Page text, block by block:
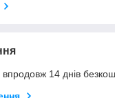
14 днів